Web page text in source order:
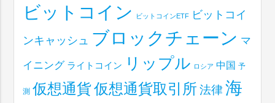
ビットコイン ビットコインETF ビットコイ
ンキャッシュ ブロックチェーン マ
イニング ライトコイン リップル ロシア 中国 予
測 仮想通貨仮想通貨取引所 法律 海